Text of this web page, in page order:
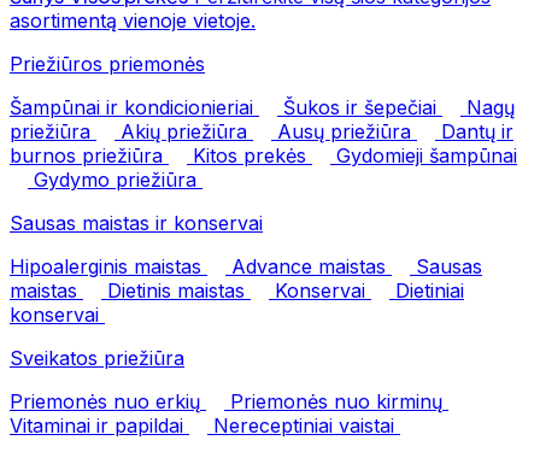
asortimentą vienoje vietoje.
Priežiūros priemonės
Šampūnai ir kondicionieriai
Šukos ir šepečiai
Nagų
priežiūra
Akių priežiūra Ausų priežiūra
Dantų ir
burnos priežiūra
Kitos prekės
Gydomieji šampūnai
Gydymo priežiūra
Sausas maistas ir konservai
Hipoalerginis maistas
Advance maistas
Sausas
maistas
Dietinis maistas Konservai
Dietiniai
konservai
Sveikatos priežiūra
Priemonės nuo erkių
Priemonės nuo kirminų
Vitaminai ir papildai
Nereceptiniai vaistai